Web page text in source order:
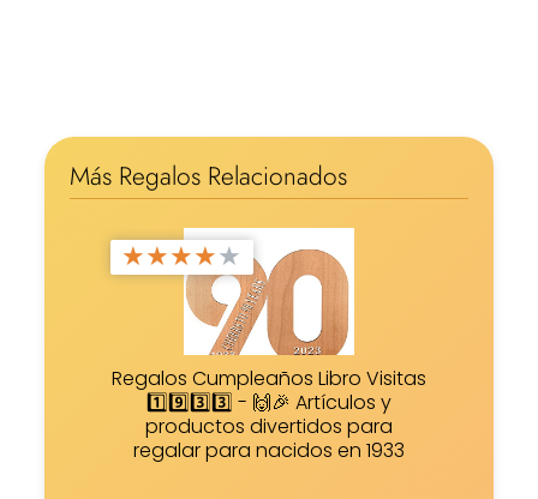
Más Regalos Relacionados
★★★★★
Regalos Cumpleaños Libro Visitas
1️⃣9️⃣3️⃣3️⃣ - 🙌🎉 Artículos y
productos divertidos para
regalar para nacidos en 1933